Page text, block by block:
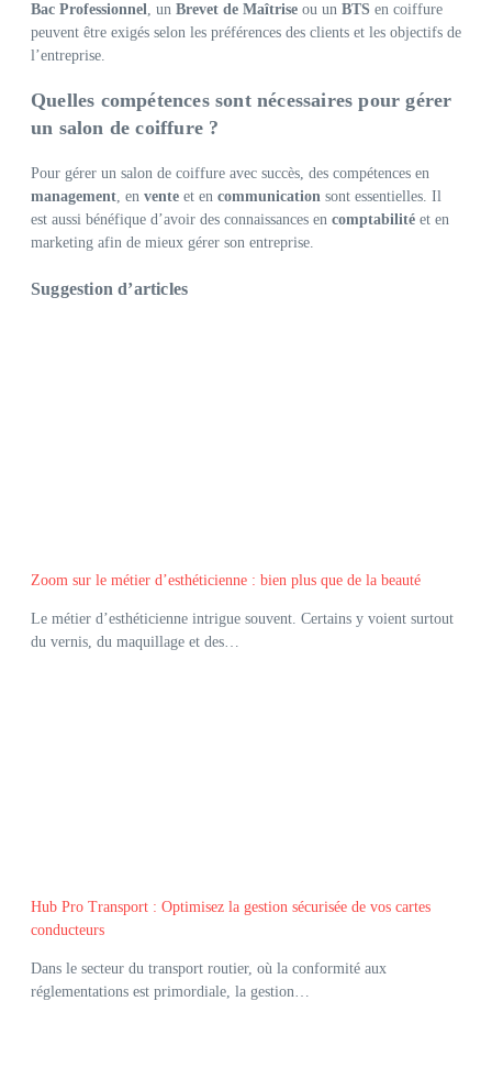
Bac Professionnel, un Brevet de Maîtrise ou un BTS en coiffure
peuvent être exigés selon les préférences des clients et les objectifs de
l’entreprise.
Quelles compétences sont nécessaires pour gérer
un salon de coiffure ?
Pour gérer un salon de coiffure avec succès, des compétences en
management, en vente et en communication sont essentielles. Il
est aussi bénéfique d’avoir des connaissances en comptabilité et en
marketing afin de mieux gérer son entreprise.
Suggestion d’articles
Zoom sur le métier d’esthéticienne : bien plus que de la beauté
Le métier d’esthéticienne intrigue souvent. Certains y voient surtout
du vernis, du maquillage et des…
Hub Pro Transport : Optimisez la gestion sécurisée de vos cartes
conducteurs
Dans le secteur du transport routier, où la conformité aux
réglementations est primordiale, la gestion…